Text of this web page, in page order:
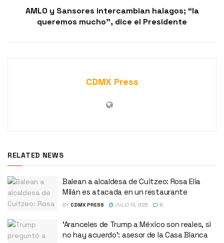
AMLO y Sansores intercambian halagos; “la
queremos mucho”, dice el Presidente
CDMX Press
RELATED NEWS
Balean a alcaldesa de Cuitzeo: Rosa Elia
Milán es atacada en un restaurante
BY CDMX PRESS JULIO 13, 2025 0
‘Aranceles de Trump a México son reales, si
no hay acuerdo’: asesor de la Casa Blanca